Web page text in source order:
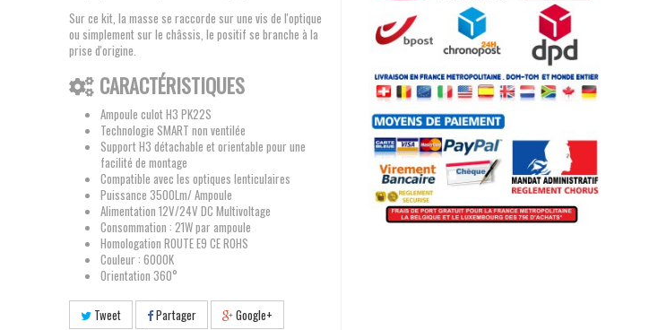
Sur ce kit, la masse se raccorde sur une vis de l'optique
ou simplement sur le châssis, le positif se branche à la
prise d'origine.
CARACTÉRISTIQUES
Ampoule culot H3 PK22S
Technologie SMART non ventilée
Support H3 détachable et orientable pour une
facilité de montage
Compatible avec les optiques lenticulaires
Puissance 3500Lm/ Ampoule
Alimentation 12V/24V DC Multivoltage
Consommation : 21W par ampoule
Homologation ROUTE E9 CE ROHS
Couleur : 6000K
Orientation 360°
Tweet Partager
Google+